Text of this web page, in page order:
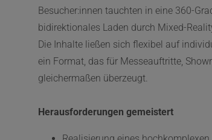
Besucher:innen tauchten in eine 360-
bidirektionales Laden durch Mixed-
Die Inhalte ließen sich flexibel auf
ein Format, das für Messeauftritte,
gleichermaßen überzeugt.
Herausforderungen gemeistert